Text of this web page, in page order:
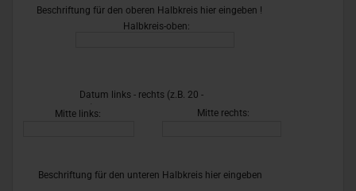
Beschriftung für den oberen Halbkreis hier eingeben !
Datum links - rechts (z.B. 20 -
26)
Halbkreis-oben:
Beschriftung für den unteren Halbkreis hier eingeben
Mitte links: Mitte rechts: